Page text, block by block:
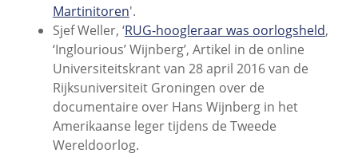
Martinitoren'.
Sjef Weller, ‘RUG-hoogleraar was oorlogsheld,
‘Inglourious’ Wijnberg’, Artikel in de online
Universiteitskrant van 28 april 2016 van de
Rijksuniversiteit Groningen over de
documentaire over Hans Wijnberg in het
Amerikaanse leger tijdens de Tweede
Wereldoorlog.